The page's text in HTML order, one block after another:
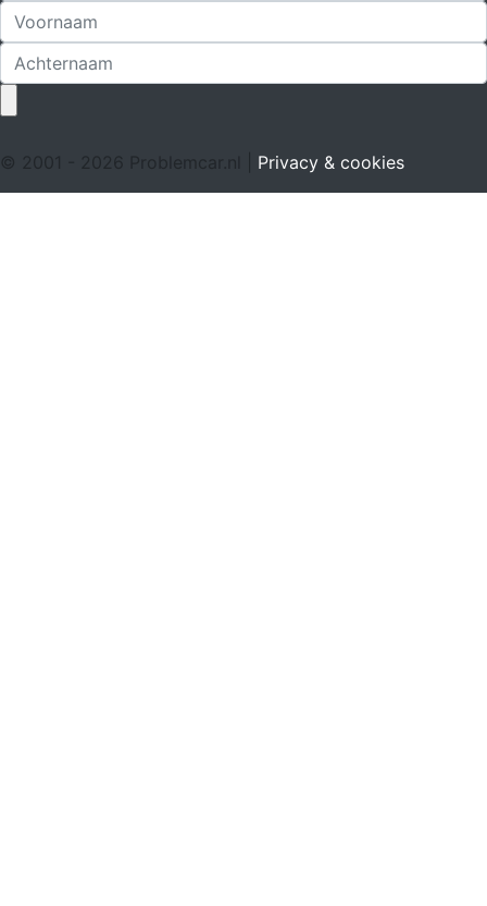
© 2001 - 2026 Problemcar.nl | Privacy & cookies